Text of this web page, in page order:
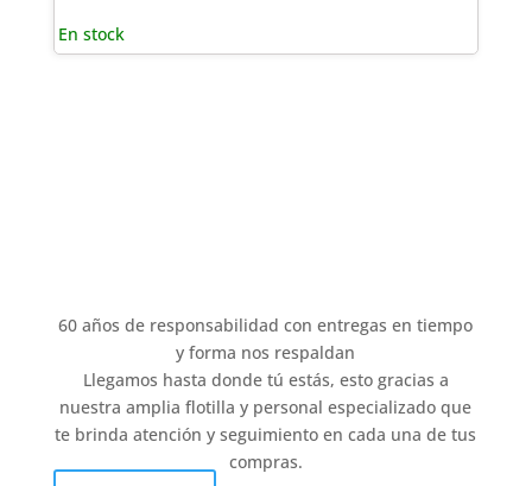
En stock
60 años de responsabilidad con entregas en tiempo
y forma nos respaldan
Llegamos hasta donde tú estás, esto gracias a
nuestra amplia flotilla y personal especializado que
te brinda atención y seguimiento en cada una de tus
compras.